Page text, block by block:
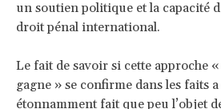
un soutien politique et la capacité
droit pénal international.
Le fait de savoir si cette approche
gagne » se confirme dans les faits
étonnamment fait que peu l’objet